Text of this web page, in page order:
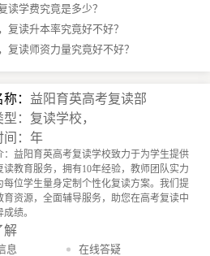
读学费究竟是多少？
复读升本率究竟好不好？
复读师资力量究竟好不好？
： 益阳育英高考复读部
：复读学校，
间：年
：益阳育英高考复读学校致力于为学生提供
读教育服务，拥有10年经验，教师团队实力
每位学生量身定制个性化复读方案。我们提
育资源，全面辅导服务，助您在高考复读中
绩。
解
息
在线答疑